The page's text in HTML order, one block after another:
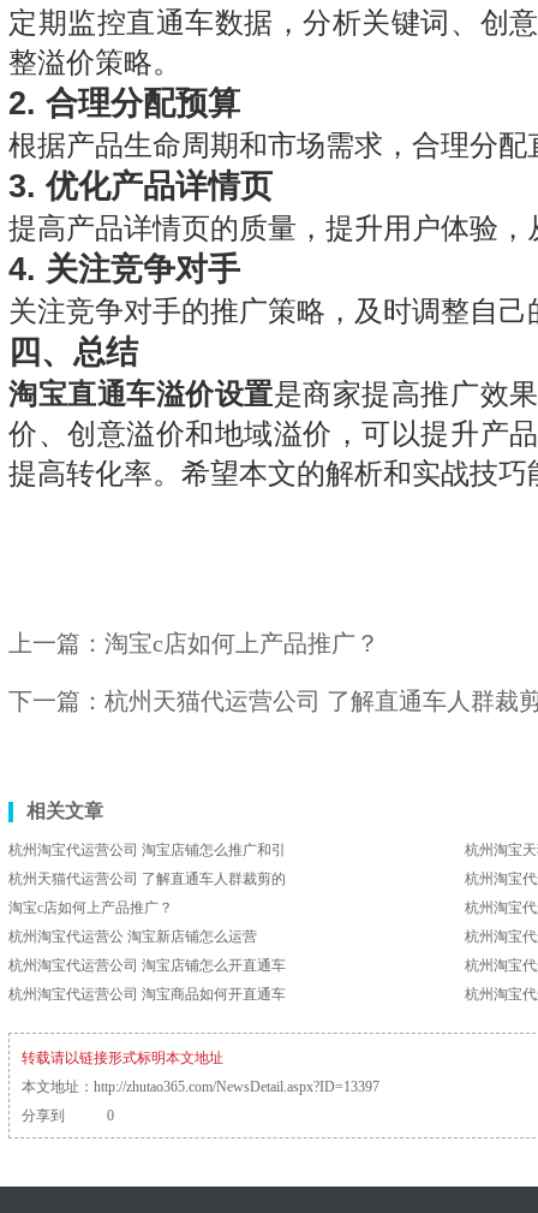
定期监控直通车数据，分析关键词、创
整溢价策略。
2. 合理分配预算
根据产品生命周期和市场需求，合理分
3.优化产品详情页
提高产品详情页的质量，提升用户体验
4. 关注竞争对手
关注竞争对手的推广策略，及时调整自己
四、总结
淘宝直通车溢价设置是商家提高推广效
价、创意溢价和地域溢价，可以提升产
提高转化率。希望本文的解析和实战技
上一篇： 淘宝c店如何上产品推广？
下一篇： 杭州天猫代运营公司 了解直通车人群裁
相关文章
杭州淘宝代运营公司 淘宝店铺怎么推广和引
杭州淘宝
杭州天猫代运营公司 了解直通车人群裁剪的
杭州淘宝
淘宝c店如何上产品推广？
杭州淘宝
杭州淘宝代运营公 淘宝新店铺怎么运营
杭州淘宝
杭州淘宝代运营公司 淘宝店铺怎么开直通车
杭州淘宝
杭州淘宝代运营公司 淘宝商品如何开直通车
杭州淘宝
转载请以链接形式标明本文地址
本文地址： http://zhutao365.com/NewsDetail.aspx?ID=13397
分享到
0